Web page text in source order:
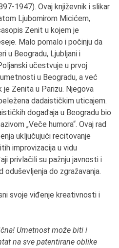
1947). Ovaj književnik i slikar
Ljubomirom Micićem,
Zenit u kojem je
Malo pomalo i počinju da
u Beogradu, Ljubljani i
učestvuje u prvoj
u Beogradu, a već
Zenita u Parizu. Njegova
dadaističkim uticajem.
događaja u Beogradu bio
„Veče humora“. Ovaj rad
uključujući recitovanje
improvizacija u vidu
privlačili su pažnju javnosti i
oduševljenja do zgražavanja.
svoje viđenje kreativnosti i
Umetnost može biti i
na sve patentirane oblike